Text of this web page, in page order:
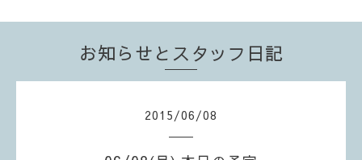
お知らせとスタッフ日記
2015/06/08